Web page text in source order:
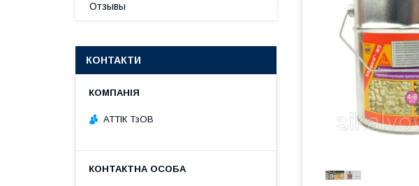
Отзывы
КОНТАКТИ
АТТІК ТзОВ